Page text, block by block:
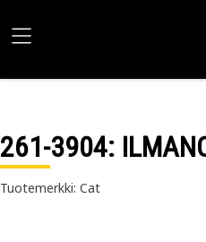
261-3904:
Tuotemerkki: Cat